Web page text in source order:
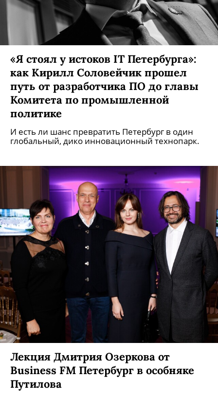
«Я стоял у истоков IT Петербурга»:
как Кирилл Соловейчик прошел
путь от разработчика ПО до главы
Комитета по промышленной
политике
И есть ли шанс превратить Петербург в один
глобальный, дико инновационный технопарк.
Лекция Дмитрия Озеркова от
Business FM Петербург в особняке
Путилова